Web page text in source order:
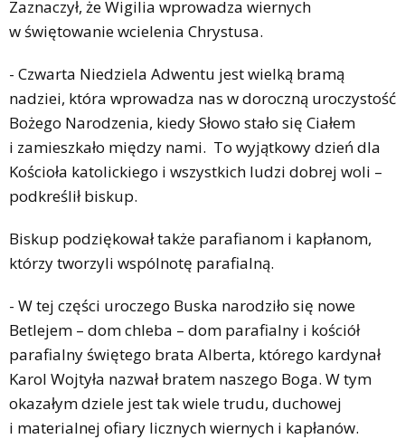
Zaznaczył, że Wigilia wprowadza wiernych
w świętowanie wcielenia Chrystusa.
- Czwarta Niedziela Adwentu jest wielką bramą
nadziei, która wprowadza nas w doroczną uroczystość
Bożego Narodzenia, kiedy Słowo stało się Ciałem
i zamieszkało między nami. To wyjątkowy dzień dla
Kościoła katolickiego i wszystkich ludzi dobrej woli –
podkreślił biskup.
Biskup podziękował także parafianom i kapłanom,
którzy tworzyli wspólnotę parafialną.
- W tej części uroczego Buska narodziło się nowe
Betlejem – dom chleba – dom parafialny i kościół
parafialny świętego brata Alberta, którego kardynał
Karol Wojtyła nazwał bratem naszego Boga. W tym
okazałym dziele jest tak wiele trudu, duchowej
i materialnej ofiary licznych wiernych i kapłanów.